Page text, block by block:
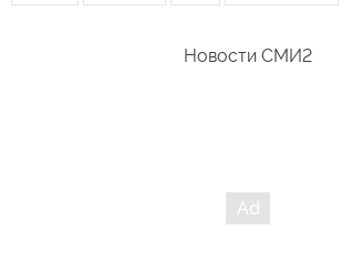
Новости СМИ2